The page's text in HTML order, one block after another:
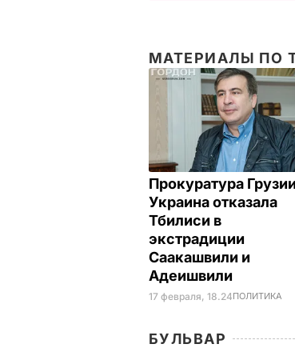
МАТЕРИАЛЫ ПО
Прокуратура
Украина отказала
Тбилиси в
экстрадиции
Саакашвили и
Адеишвили
17 февраля, 18.24ПОЛИТИКА
БУЛЬВАР